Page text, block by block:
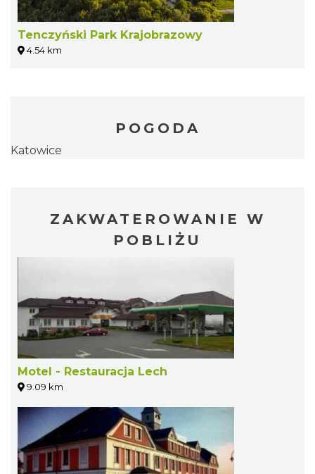
Tenczyński Park Krajobrazowy
4.54 km
POGODA
Katowice
ZAKWATEROWANIE W
POBLIŻU
Motel - Restauracja Lech
9.09 km